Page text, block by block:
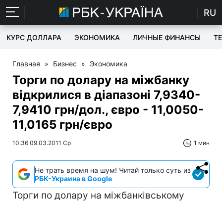
RU
КУРС ДОЛЛАРА ЭКОНОМИКА ЛИЧНЫЕ ФИНАНСЫ
Главная » Бизнес » Экономика
Торги по долару на міжбанку
відкрилися в діапазоні 7,9340-
7,9410 грн/дол., євро - 11,0050-
11,0165 грн/євро
10:36 09.03.2011 Ср 1 мин
Не трать время на шум! Читай только суть из
РБК-Украина в Google
Торги по долару на міжбанківському